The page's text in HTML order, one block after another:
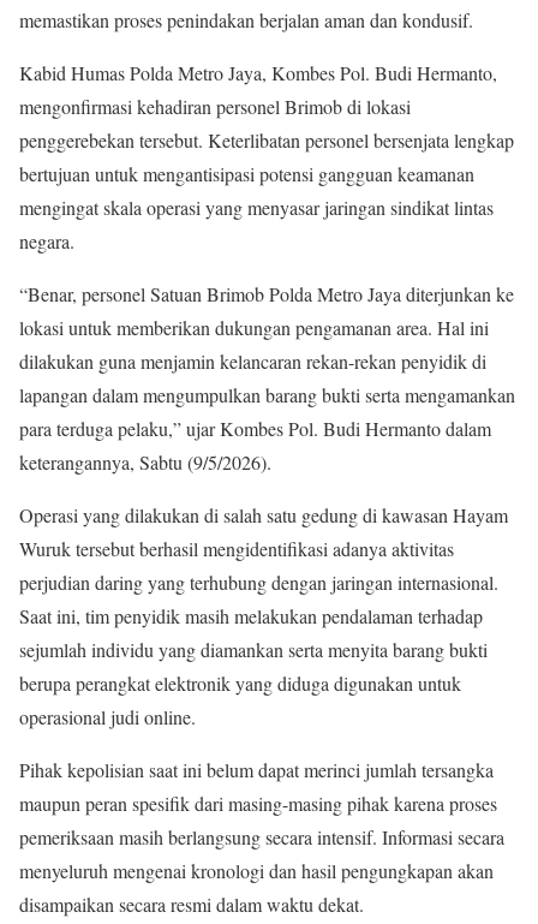
memastikan proses penindakan berjalan aman dan kondusif.
Kabid Humas Polda Metro Jaya, Kombes Pol. Budi Hermanto,
mengonfirmasi kehadiran personel Brimob di lokasi
penggerebekan tersebut. Keterlibatan personel bersenjata lengkap
bertujuan untuk mengantisipasi potensi gangguan keamanan
mengingat skala operasi yang menyasar jaringan sindikat lintas
negara.
“Benar, personel Satuan Brimob Polda Metro Jaya diterjunkan ke
lokasi untuk memberikan dukungan pengamanan area. Hal ini
dilakukan guna menjamin kelancaran rekan-rekan penyidik di
lapangan dalam mengumpulkan barang bukti serta mengamankan
para terduga pelaku,” ujar Kombes Pol. Budi Hermanto dalam
keterangannya, Sabtu (9/5/2026).
Operasi yang dilakukan di salah satu gedung di kawasan Hayam
Wuruk tersebut berhasil mengidentifikasi adanya aktivitas
perjudian daring yang terhubung dengan jaringan internasional.
Saat ini, tim penyidik masih melakukan pendalaman terhadap
sejumlah individu yang diamankan serta menyita barang bukti
berupa perangkat elektronik yang diduga digunakan untuk
operasional judi online.
Pihak kepolisian saat ini belum dapat merinci jumlah tersangka
maupun peran spesifik dari masing-masing pihak karena proses
pemeriksaan masih berlangsung secara intensif. Informasi secara
menyeluruh mengenai kronologi dan hasil pengungkapan akan
disampaikan secara resmi dalam waktu dekat.